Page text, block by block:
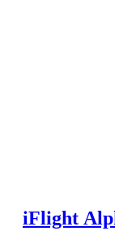
iFlight